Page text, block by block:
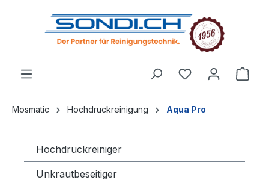
springen
Mosmatic Hochdruckreinigung Aqua Pro
Hochdruckreiniger
Unkrautbeseitiger